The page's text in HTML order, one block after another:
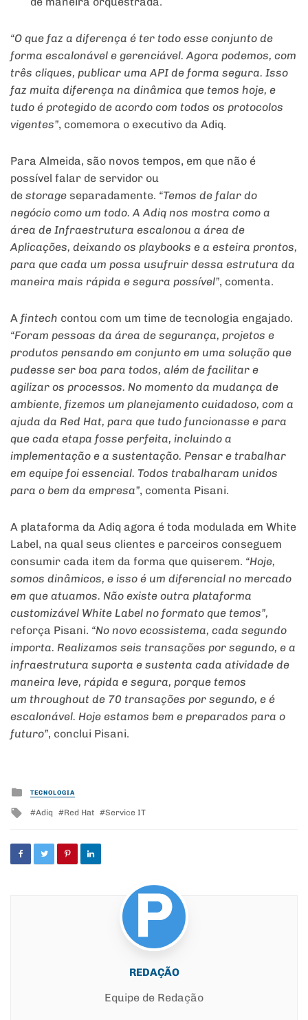
“O que faz a diferença é ter todo esse conjunto de
forma escalonável e gerenciável. Agora podemos, com
três cliques, publicar uma API de forma segura. Isso
faz muita diferença na dinâmica que temos hoje, e
tudo é protegido de acordo com todos os protocolos
vigentes”, comemora o executivo da Adiq.
Para Almeida, são novos tempos, em que não é
possível falar de servidor ou
de storage separadamente. “Temos de falar do
negócio como um todo. A Adiq nos mostra como a
área de Infraestrutura escalonou a área de
Aplicações, deixando os playbooks e a esteira prontos,
para que cada um possa usufruir dessa estrutura da
maneira mais rápida e segura possível”, comenta.
A fintech contou com um time de tecnologia engajado.
“Foram pessoas da área de segurança, projetos e
produtos pensando em conjunto em uma solução que
pudesse ser boa para todos, além de facilitar e
agilizar os processos. No momento da mudança de
ambiente, fizemos um planejamento cuidadoso, com a
ajuda da Red Hat, para que tudo funcionasse e para
que cada etapa fosse perfeita, incluindo a
implementação e a sustentação. Pensar e trabalhar
em equipe foi essencial. Todos trabalharam unidos
para o bem da empresa”, comenta Pisani.
A plataforma da Adiq agora é toda modulada em White
Label, na qual seus clientes e parceiros conseguem
consumir cada item da forma que quiserem. “Hoje,
somos dinâmicos, e isso é um diferencial no mercado
em que atuamos. Não existe outra plataforma
customizável White Label no formato que temos”,
reforça Pisani. “No novo ecossistema, cada segundo
importa. Realizamos seis transações por segundo, e a
infraestrutura suporta e sustenta cada atividade de
maneira leve, rápida e segura, porque temos
um throughout de 70 transações por segundo, e é
escalonável. Hoje estamos bem e preparados para o
futuro”, conclui Pisani.
Posted
in
TECNOLOGIA
Tagged
Adiq Red Hat Service IT
REDAÇÃO
Equipe de Redação